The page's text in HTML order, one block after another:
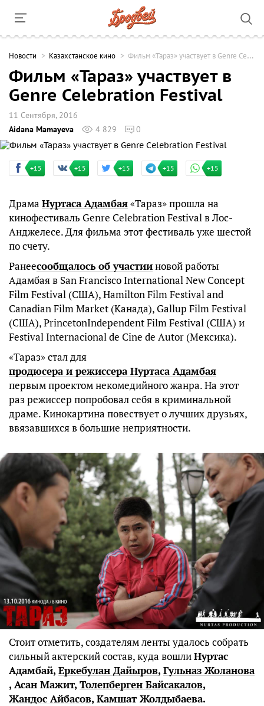
Новости Казахстанское кино Фильм «Тараз» участвует в Genre Celebration Festival
Фильм «Тараз» участвует в
Genre Celebration Festival
11 Сентября, 2016
Aidana Mamayeva
4 829 0
+15 +15 +15 +15 +15
Драма Нуртаса Адамбая«Тараз» прошла на
кинофестиваль Genre Celebration Festival в Лос-
Анджелесе. Для фильма этот фестиваль уже шестой
по счету.
Ранеесообщалось об участииновой работы
Адамбая в San Francisco International New Concept
Film Festival (США), Hamilton Film Festival and
Canadian Film Market (Канада), Gallup Film Festival
(США), PrincetonIndependent Film Festival (США) и
Festival Internacional de Cine de Autor (Мексика).
«Тараз» стал для
продюсера и режиссера Нуртаса Адамбая
первым проектом некомедийного жанра. На этот
раз режиссер попробовал себя в криминальной
драме. Кинокартина повествует о лучших друзьях,
ввязавшихся в большие неприятности.
Стоит отметить, создателям ленты удалось собрать
сильный актерский состав, куда вошлиНуртас
Адамбай, Еркебулан Дайыров, Гульназ Жоланова
, Асан Мажит, Толепберген Байсакалов,
Жандос Айбасов, Камшат Жолдыбаева.